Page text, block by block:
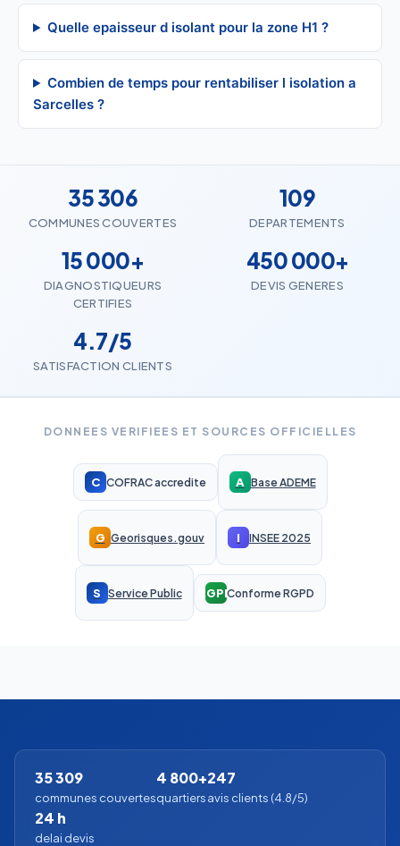
Quelle epaisseur d isolant pour la zone H1 ?
Combien de temps pour rentabiliser l isolation a
Sarcelles ?
35 306
COMMUNES COUVERTES
109
DEPARTEMENTS
15 000+
DIAGNOSTIQUEURS
CERTIFIES
450 000+
DEVIS GENERES
4.7/5
SATISFACTION CLIENTS
DONNEES VERIFIEES ET SOURCES OFFICIELLES
C COFRAC accredite A Base ADEME
G Georisques.gouv I INSEE 2025
S Service Public RGPDConforme RGPD
35 309
communes couvertes
4 800+
quartiers
247
avis clients (4.8/5)
24 h
delai devis